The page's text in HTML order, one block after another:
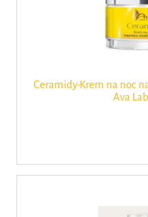
Ceramidy-Krem na noc
Ava